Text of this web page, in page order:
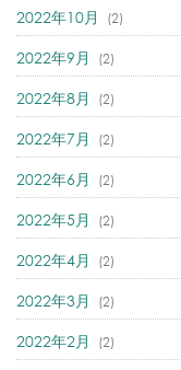
2022年10月 (2)
2022年9月 (2)
2022年8月 (2)
2022年7月 (2)
2022年6月 (2)
2022年5月 (2)
2022年4月 (2)
2022年3月 (2)
2022年2月 (2)